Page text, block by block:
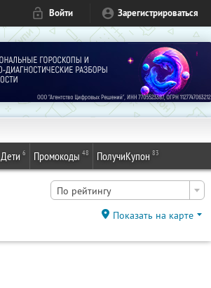
Войти Зарегистрироваться
Дети 6 Промокоды 48 ПолучиКупон 83
По рейтингу
Показать на карте